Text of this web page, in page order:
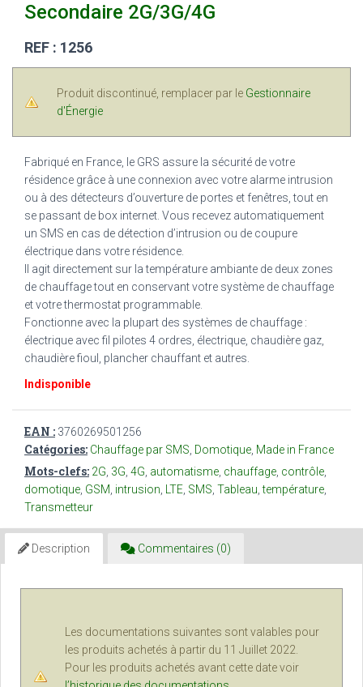
Secondaire 2G/3G/4G
REF : 1256
Produit discontinué, remplacer par le Gestionnaire
d'Énergie
Fabriqué en France, le GRS assure la sécurité de votre
résidence grâce à une connexion avec votre alarme intrusion
ou à des détecteurs d’ouverture de portes et fenêtres, tout en
se passant de box internet. Vous recevez automatiquement
un SMS en cas de détection d’intrusion ou de coupure
électrique dans votre résidence.
Il agit directement sur la température ambiante de deux zones
de chauffage tout en conservant votre système de chauffage
et votre thermostat programmable.
Fonctionne avec la plupart des systèmes de chauffage :
électrique avec fil pilotes 4 ordres, électrique, chaudière gaz,
chaudière fioul, plancher chauffant et autres.
Indisponible
EAN : 3760269501256
Catégories: Chauffage par SMS, Domotique, Made in France
Mots-clefs: 2G, 3G, 4G, automatisme, chauffage, contrôle,
domotique, GSM, intrusion, LTE, SMS, Tableau,température,
Transmetteur
Description Commentaires (0)
Les documentations suivantes sont valables pour
les produits achetés à partir du 11 Juillet 2022.
Pour les produits achetés avant cette date voir